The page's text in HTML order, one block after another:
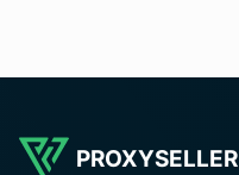
PROXYSELLER